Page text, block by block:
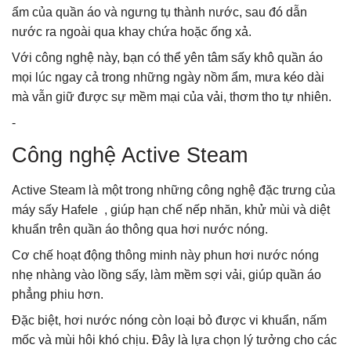
ẩm của quần áo và ngưng tụ thành nước, sau đó dẫn
nước ra ngoài qua khay chứa hoặc ống xả.
Với công nghệ này, bạn có thể yên tâm sấy khô quần áo
mọi lúc ngay cả trong những ngày nồm ẩm, mưa kéo dài
mà vẫn giữ được sự mềm mại của vải, thơm tho tự nhiên.
-
Công nghệ Active Steam
Active Steam là một trong những công nghệ đặc trưng của
máy sấy Hafele , giúp hạn chế nếp nhăn, khử mùi và diệt
khuẩn trên quần áo thông qua hơi nước nóng.
Cơ chế hoạt động thông minh này phun hơi nước nóng
nhẹ nhàng vào lồng sấy, làm mềm sợi vải, giúp quần áo
phẳng phiu hơn.
Đặc biệt, hơi nước nóng còn loại bỏ được vi khuẩn, nấm
mốc và mùi hôi khó chịu. Đây là lựa chọn lý tưởng cho các